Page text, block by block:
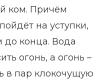
ком. Причём
на уступки,
до конца. Вода
огонь, а огонь –
в пар клокочущую